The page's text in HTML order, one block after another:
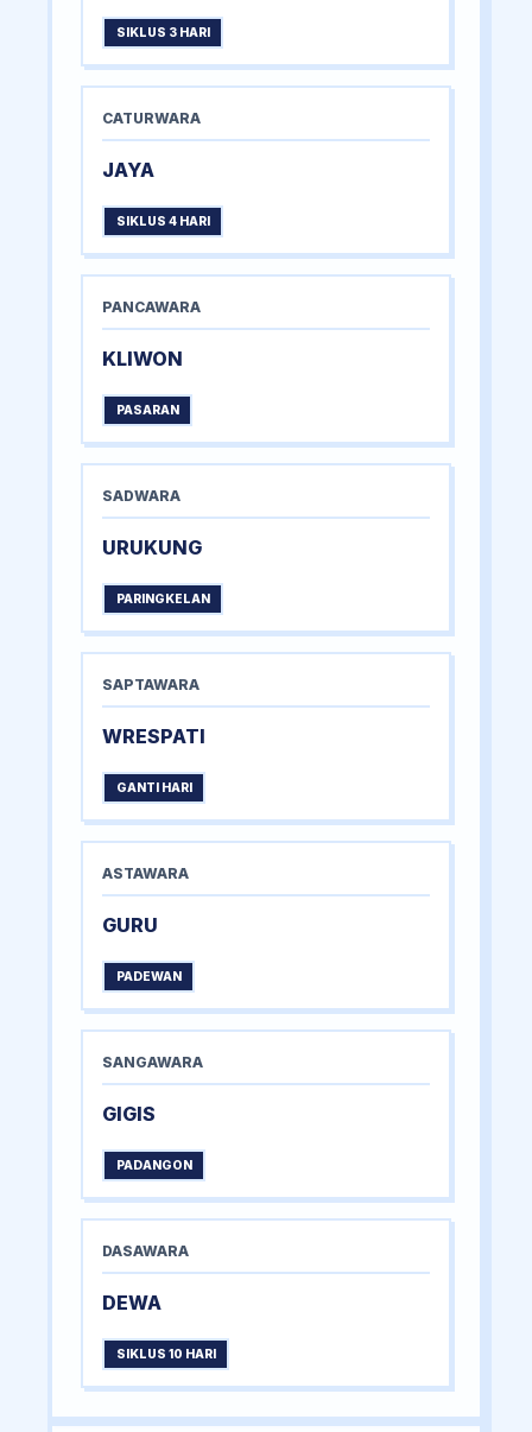
SIKLUS 3 HARI
CATURWARA
JAYA
SIKLUS 4 HARI
PANCAWARA
KLIWON
PASARAN
SADWARA
URUKUNG
PARINGKELAN
SAPTAWARA
WRESPATI
GANTI HARI
ASTAWARA
GURU
PADEWAN
SANGAWARA
GIGIS
PADANGON
DASAWARA
DEWA
SIKLUS 10 HARI